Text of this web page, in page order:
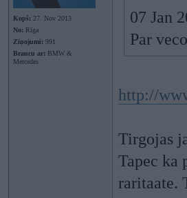
Kopš: 27. Nov 2013
No: Rīga
Ziņojumi: 991
Braucu ar: BMW &
Mercedes
07 Jan
Par
http://
Tirgojas
Tapec ka
raritaate.